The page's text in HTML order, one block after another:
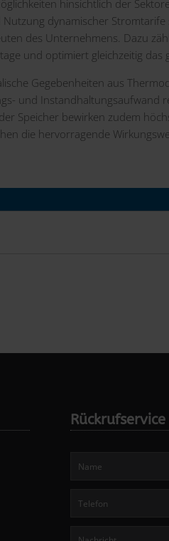
hinsichtlich der
dynamischer
des Unternehmens. Dazu
und optimiert gleichzeitig das
Gegebenheiten aus
und Instandhaltungsaufwand
Speicher bewirken zudem
die hervorragende
Rückrufservice